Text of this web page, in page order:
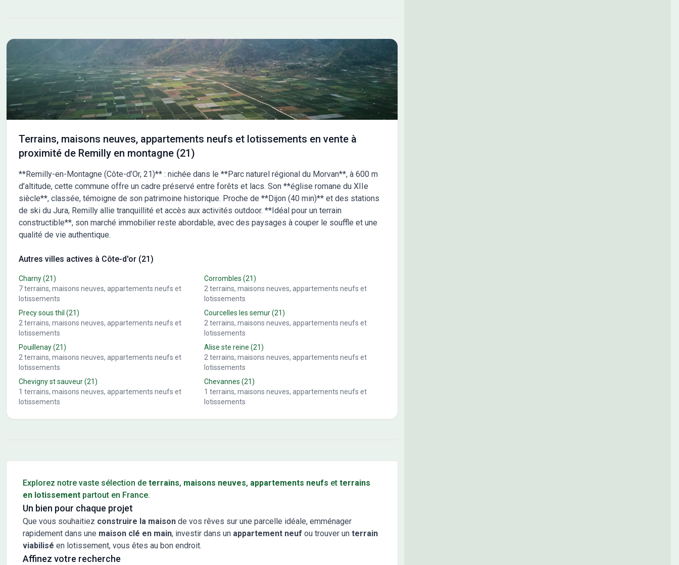
notamment des écoles maternelles, élémentaires,
primaires ainsi qu'un collège. Vous trouverez également
des commerces à proximité. NOUS CONTACTER Ce
terrain est vendu par un partenaire de Maisons France
Confort Melun au prix de 99 000 euros. Pour plus
d'informations et découvrir ce terrain, n'hésitez pas à
contacter Franck ALANOE au 06-27-23-96-64. Il vous
accompagnera dans votre projet de construction.
Terrains, maisons neuves, appartements neufs et lotissements en vente à
proximité de Remilly en montagne (21)
**Remilly-en-Montagne (Côte-d’Or, 21)** : nichée dans le **Parc naturel régional du Morvan**, à 600 m
d’altitude, cette commune offre un cadre préservé entre forêts et lacs. Son **église romane du XIIe
siècle**, classée, témoigne de son patrimoine historique. Proche de **Dijon (40 min)** et des stations
de ski du Jura, Remilly allie tranquillité et accès aux activités outdoor. **Idéal pour un terrain
constructible**, son marché immobilier reste abordable, avec des paysages à couper le souffle et une
qualité de vie authentique.
Autres villes actives à Côte-d'or (21)
Charny(21)
7terrains, maisons neuves, appartements neufs et
lotissements
Corrombles (21)
2terrains, maisons neuves, appartements neufs et
lotissements
Precy sous thil (21)
2terrains, maisons neuves, appartements neufs et
lotissements
Courcelles les semur(21)
2terrains, maisons neuves, appartements neufs et
lotissements
Pouillenay(21)
2terrains, maisons neuves, appartements neufs et
lotissements
Alise ste reine (21)
2terrains, maisons neuves, appartements neufs et
lotissements
Chevigny st sauveur(21)
1 terrains, maisons neuves, appartements neufs et
lotissements
Chevannes (21)
1 terrains, maisons neuves, appartements neufs et
lotissements
Explorez notre vaste sélection de terrains, maisons neuves, appartements neufs et terrains
en lotissement partout en France.
Un bien pour chaque projet
Que vous souhaitiez construire la maison de vos rêves sur une parcelle idéale, emménager
rapidement dans une maison clé en main, investir dans un appartement neuf ou trouver un terrain
viabilisé en lotissement, vous êtes au bon endroit.
Affinez votre recherche